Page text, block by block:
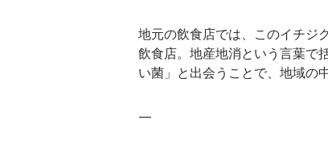
地元の飲食店では、このイチジ
飲食店。地産地消という言葉で
い菌」と出会うことで、地域の
—